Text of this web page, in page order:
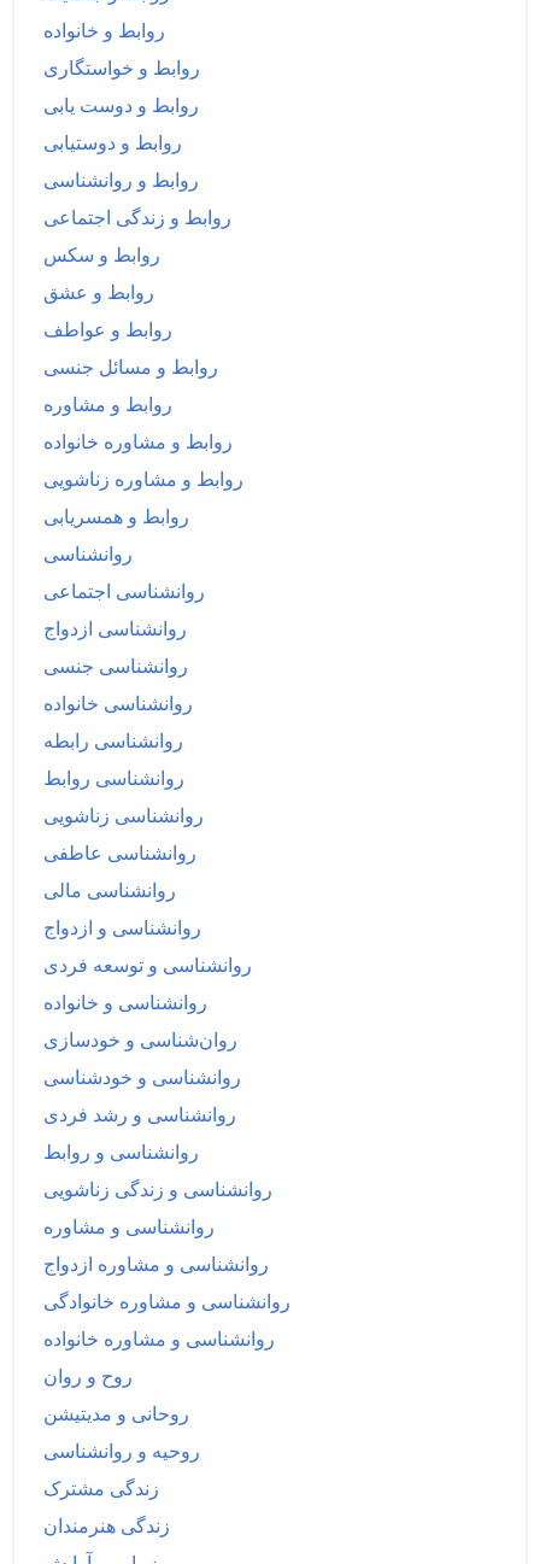
روابط و خانواده
روابط و خواستگاری
روابط و دوست یابی
روابط و دوستیابی
روابط و روانشناسی
روابط و زندگی اجتماعی
روابط و سکس
روابط و عشق
روابط و عواطف
روابط و مسائل جنسی
روابط و مشاوره
روابط و مشاوره خانواده
روابط و مشاوره زناشویی
روابط و همسریابی
روانشناسی
روانشناسی اجتماعی
روانشناسی ازدواج
روانشناسی جنسی
روانشناسی خانواده
روانشناسی رابطه
روانشناسی روابط
روانشناسی زناشویی
روانشناسی عاطفی
روانشناسی مالی
روانشناسی و ازدواج
روانشناسی و توسعه فردی
روانشناسی و خانواده
روان‌شناسی و خودسازی
روانشناسی و خودشناسی
روانشناسی و رشد فردی
روانشناسی و روابط
روانشناسی و زندگی زناشویی
روانشناسی و مشاوره
روانشناسی و مشاوره ازدواج
روانشناسی و مشاوره خانوادگی
روانشناسی و مشاوره خانواده
روح و روان
روحانی و مدیتیشن
روحیه و روانشناسی
زندگی مشترک
زندگی هنرمندان